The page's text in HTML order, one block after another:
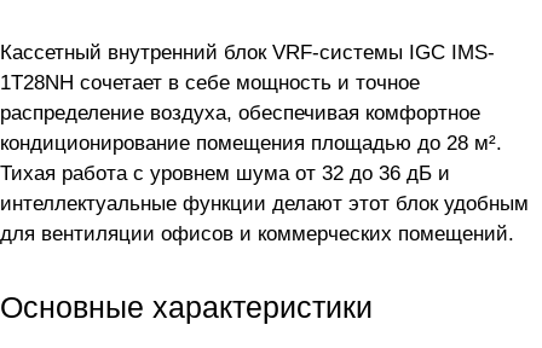
Кассетный внутренний блок VRF-системы IGC IMS-
1T28NH сочетает в себе мощность и точное
распределение воздуха, обеспечивая комфортное
кондиционирование помещения площадью до 28 м².
Тихая работа с уровнем шума от 32 до 36 дБ и
интеллектуальные функции делают этот блок удобным
для вентиляции офисов и коммерческих помещений.
Основные характеристики